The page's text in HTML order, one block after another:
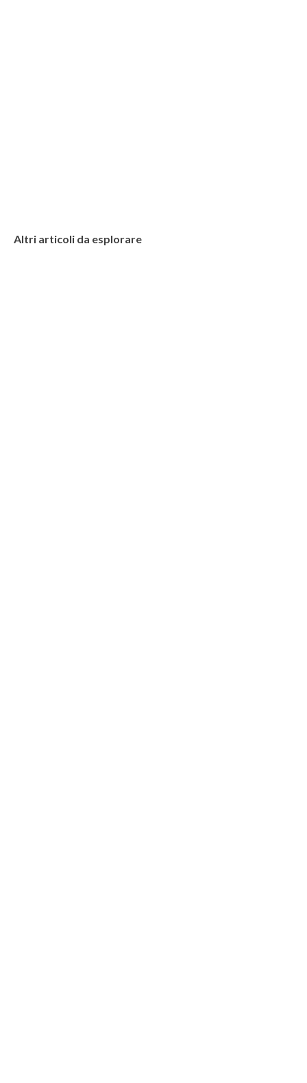
Altri articoli da esplorare